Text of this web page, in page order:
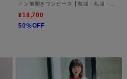
イン前開きワンピース【喪服・礼服・ブ
¥18,700
50%OFF